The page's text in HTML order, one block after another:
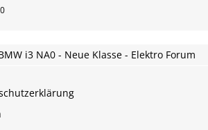
i3 NA0 - Neue Klasse - Elektro Forum